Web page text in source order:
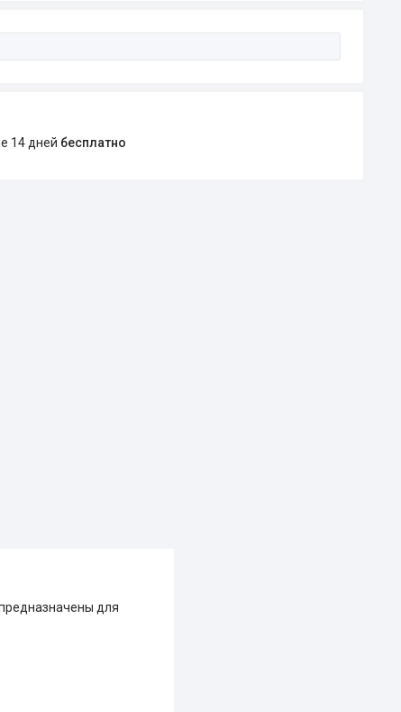
14 дней бесплатно
для